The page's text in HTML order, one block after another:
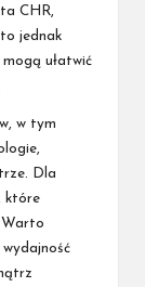
CHR,
jednak
ułatwić
w tym
Dla
które
Warto